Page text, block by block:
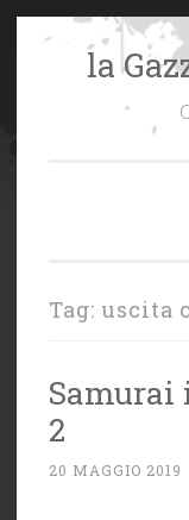
la
Tag: uscita
2
20 MAGGIO 2019